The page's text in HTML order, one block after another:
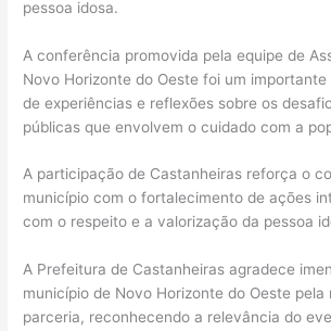
pessoa idosa.
A conferência promovida pela equipe de
Novo Horizonte do Oeste foi um
de experiências e reflexões sobre os
públicas que envolvem o cuidado com a
A participação de Castanheiras reforça o
município com o fortalecimento de ações
com o respeito e a valorização da pessoa
A Prefeitura de Castanheiras agradece
município de Novo Horizonte do Oeste pela
parceria, reconhecendo a relevância do